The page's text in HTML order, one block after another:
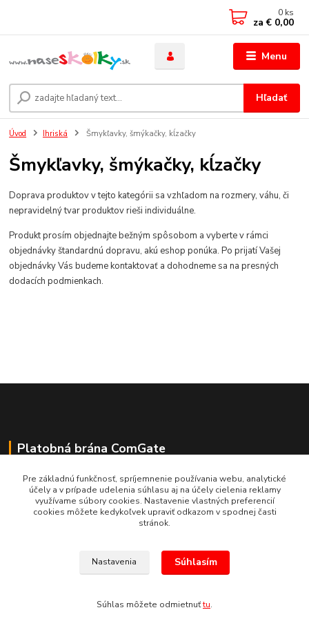
Menu
Hľadať
0 ks
za € 0,00
Úvod Ihriská Šmykľavky, šmýkačky, kĺzačky
Šmykľavky, šmýkačky, kĺzačky
Doprava produktov v tejto kategórii sa vzhľadom na rozmery, váhu, či
nepravidelný tvar produktov rieši individuálne.
Produkt prosím objednajte bežným spôsobom a vyberte v rámci
objednávky štandardnú dopravu, akú eshop ponúka. Po prijatí Vašej
objednávky Vás budeme kontaktovať a dohodneme sa na presných
dodacích podmienkach.
Platobná brána ComGate
za porušenie Autorského zákona.
Pre základnú funkčnosť, spríjemnenie používania webu, analytické
účely a v prípade udelenia súhlasu aj na účely cielenia reklamy
využívame súbory cookies. Nastavenie vlastných preferencií
cookies môžete kedykoľvek upraviť odkazom v spodnej časti
stránok.
Nastavenia Súhlasím
Súhlas môžete odmietnuťtu.